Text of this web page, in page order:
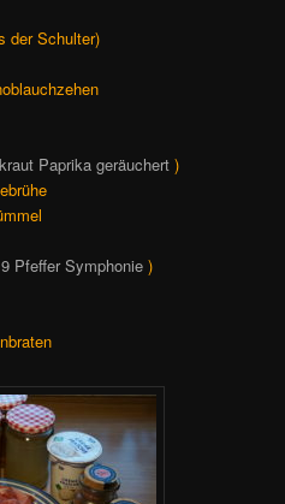
der Schulter)
Paprika geräuchert)
Pfeffer Symphonie)